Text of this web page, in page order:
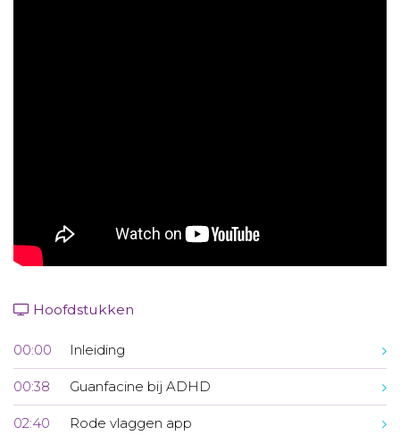
Hoofdstukken
00:00 Inleiding
00:38 Guanfacine bij ADHD
02:40 Rode vlaggen app